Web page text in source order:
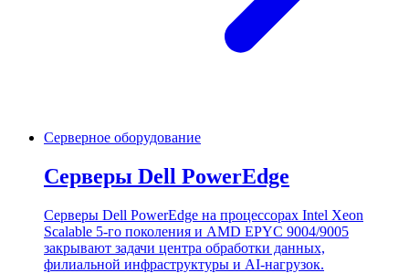
Серверное оборудование
Серверы Dell PowerEdge
Серверы Dell PowerEdge на процессорах Intel Xeon
Scalable 5-го поколения и AMD EPYC 9004/9005
закрывают задачи центра обработки данных,
филиальной инфраструктуры и AI-нагрузок.